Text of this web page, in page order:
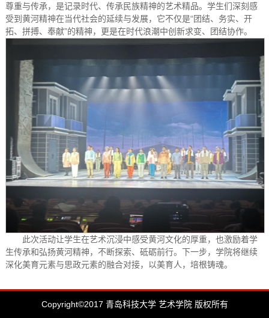
尊重与传承，是记录时代、传承民族精神的艺术精品。学生们深刻感
受到黄河精神在当代社会的延续与发展，它不仅是“团结、务实、开
拓、拼搏、奉献”的精神，更是在时代浪潮中创新求变、团结协作。
此次活动让学生在艺术沉浸中感受黄河文化的厚重，也激励着学
生传承和弘扬黄河精神，不断探索、砥砺前行。下一步，学院将继续
深化美育元素与思政元素的融合对接，以美育人，培根铸魂。
Copyright©2017 青岛科技大学 艺术学院 版权所有